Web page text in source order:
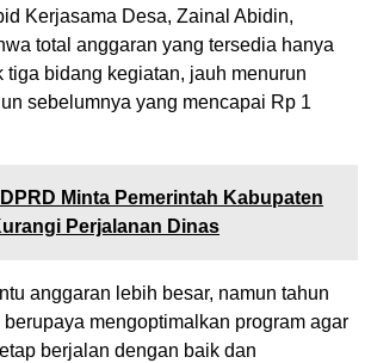
Kerjasama Desa, Zainal Abidin,
total anggaran yang tersedia hanya
tiga bidang kegiatan, jauh menurun
sebelumnya yang mencapai Rp 1
DPRD Minta Pemerintah Kabupaten
Perjalanan Dinas
anggaran lebih besar, namun tahun
mengoptimalkan program agar
berjalan dengan baik dan